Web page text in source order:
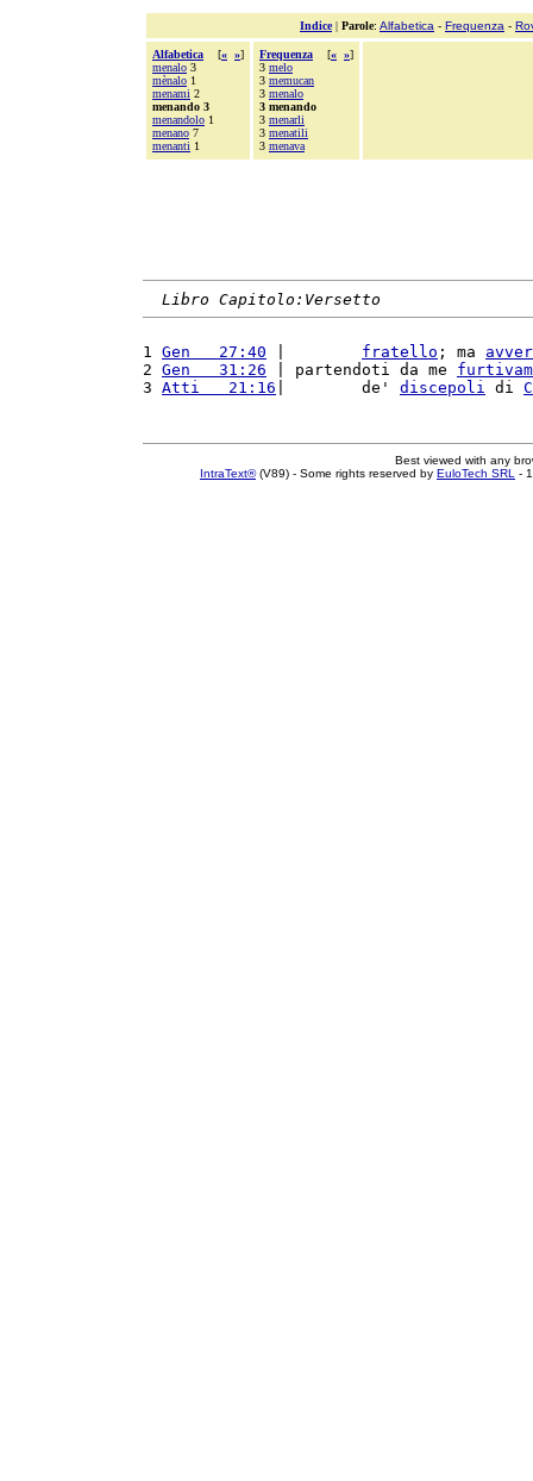
Indice| Parole: Alfabetica - Frequenza -
Alfabetica [« »]
menalo 3
mènalo 1
menami 2
menando 3
menandolo 1
menano 7
menanti 1
Frequenza [« »]
3 melo
3 memucan
3 menalo
3 menando
3 menarli
3 menatili
3 menava
Libro Capitolo:Versetto
1 Gen   27:40 fratello ; ma
2 Gen   31:26 | partendoti da me
3 Atti   21:16 |        de' discepoli di
Best viewed with any
IntraText®(V89) - Some rights reserved by EuloTech SRL -